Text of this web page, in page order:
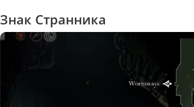
Знак Странника